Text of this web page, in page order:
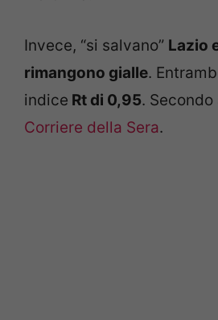
Invece, “si salvano” Lazio
rimangono gialle.
indice Rt di 0,95.
Corriere della Sera.